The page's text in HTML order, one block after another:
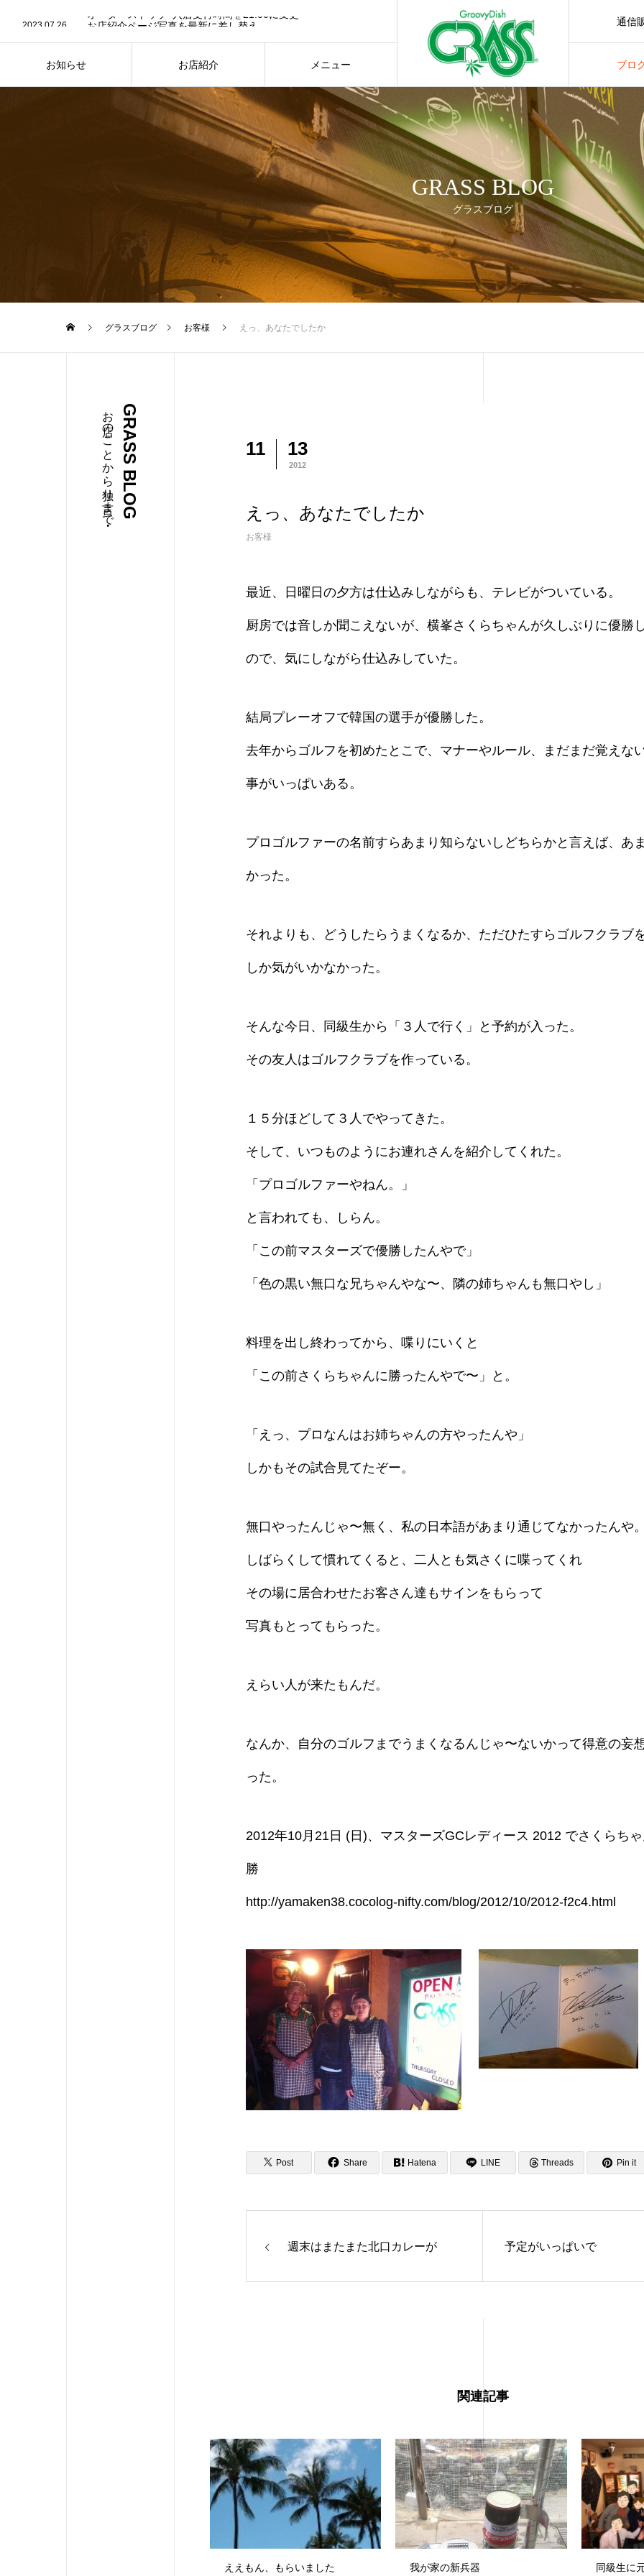
お知らせ お店紹介 メニュー ブロ
2023.07.26 お店紹介ページ写真を最新に差し替え
2025.12.15 オーダーストップ･入店受付時間を21:00に変更
通信
GRASS BLOG
グラスブログ
グラスブログ お客様 えっ、あなたでしたか
GRASS BLOG
お店のことから独り言まで・・・ 11 13
2012
えっ、あなたでしたか
お客様
最近、日曜日の夕方は仕込みしながらも、テレビがついている。
厨房では音しか聞こえないが、横峯さくらちゃんが久しぶりに優勝
ので、気にしながら仕込みしていた。
結局プレーオフで韓国の選手が優勝した。
去年からゴルフを初めたとこで、マナーやルール、まだまだ覚えな
事がいっぱいある。
プロゴルファーの名前すらあまり知らないしどちらかと言えば、あ
かった。
それよりも、どうしたらうまくなるか、ただひたすらゴルフクラブ
しか気がいかなかった。
そんな今日、同級生から「３人で行く」と予約が入った。
その友人はゴルフクラブを作っている。
１５分ほどして３人でやってきた。
そして、いつものようにお連れさんを紹介してくれた。
「プロゴルファーやねん。」
と言われても、しらん。
「この前マスターズで優勝したんやで」
「色の黒い無口な兄ちゃんやな〜、隣の姉ちゃんも無口やし」
料理を出し終わってから、喋りにいくと
「この前さくらちゃんに勝ったんやで〜」と。
「えっ、プロなんはお姉ちゃんの方やったんや」
しかもその試合見てたぞー。
無口やったんじゃ〜無く、私の日本語があまり通じてなかったんや
しばらくして慣れてくると、二人とも気さくに喋ってくれ
その場に居合わせたお客さん達もサインをもらって
写真もとってもらった。
えらい人が来たもんだ。
なんか、自分のゴルフまでうまくなるんじゃ〜ないかって得意の妄
った。
2012年10月21日 (日)、マスターズGCレディース 2012 でさくらち
勝
http://yamaken38.cocolog-nifty.com/blog/2012/10/2012-f2c4.html
Post Share Hatena LINE Threads Pin it
週末はまたまた北口カレーが 予定がいっぱいで
関連記事
ええもん、もらいました 我が家の新兵器 同級生に